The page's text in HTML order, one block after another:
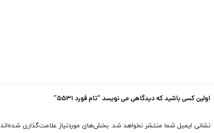
اولین کسی باشید که دیدگاهی می نویسد “تام فورد 5531”
نشانی ایمیل شما منتشر نخواهد شد. بخش‌های موردنیاز علامت‌گذاری شده‌اند